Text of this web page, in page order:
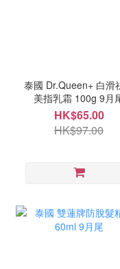
泰國 Dr.Queen+ 白滑
美指乳霜 100g 9月
HK$65.00
HK$97.00